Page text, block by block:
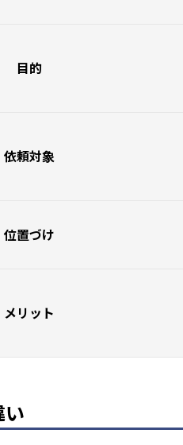
目的
依頼対象
位置づけ
メリット